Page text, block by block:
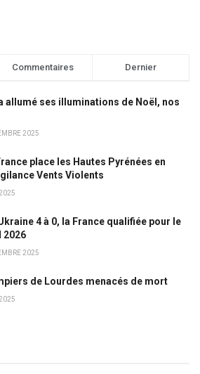
Commentaires Dernier
allumé ses illuminations de Noël, nos
2025
place les Hautes Pyrénées en
Vents Violents
4 à 0, la France qualifiée pour le
2026
2025
de Lourdes menacés de mort